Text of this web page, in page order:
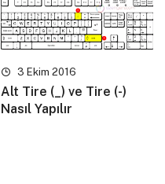
3 Ekim 2016
Alt Tire (_) ve Tire (-)
Nasıl Yapılır